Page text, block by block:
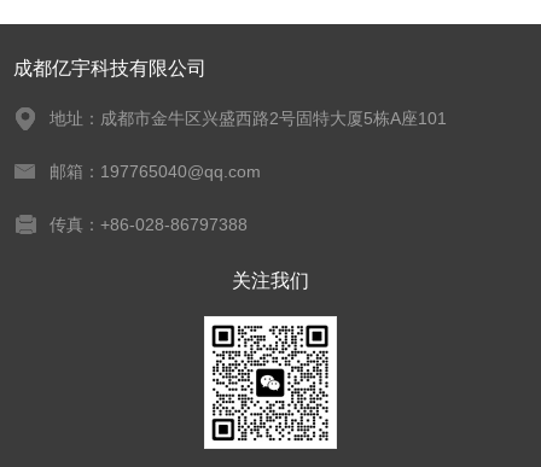
成都亿宇科技有限公司
地址：成都市金牛区兴盛西路2号固特大厦5栋A座101
邮箱：197765040@qq.com
传真：+86-028-86797388
关注我们